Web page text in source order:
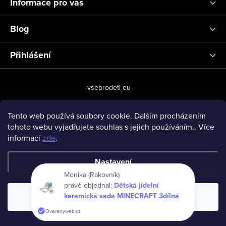
Tento web používá soubory cookie. Dalším procházením
tohoto webu vyjadřujete souhlas s jejich používáním.. Více
informacízde.
Nastavení
Souhlasím
Blog
Přihlášení
vseprodeti-eu
Copyright 2026www.vseprodeti.eu. Všechna práva vyhrazena.
Monika (Rakovník)
právě objednal: Dětská jídelní
keramická sada MINECRAFT 3dílná
Overenyweb.cz